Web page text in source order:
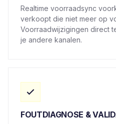
Realtime voorraadsync
verkoopt die niet meer op
Voorraadwijzigingen direct
je andere kanalen.
FOUTDIAGNOSE &